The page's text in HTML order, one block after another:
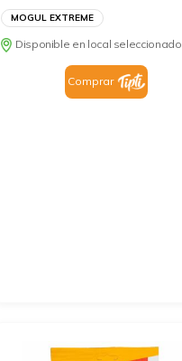
MOGUL EXTREME
Disponible en local seleccionado
Comprar